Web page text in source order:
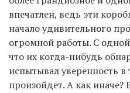
впечатлен, ведь эти
начало удивительного
огромной работы. С
что их когда-нибудь
испытывал уверенность в
произойдет. А как